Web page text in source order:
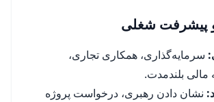
پیشرفت شغلی
سرمایه‌گذاری، همکاری تجاری،
مالی بلندمدت.
نشان دادن رهبری، درخواست پروژه